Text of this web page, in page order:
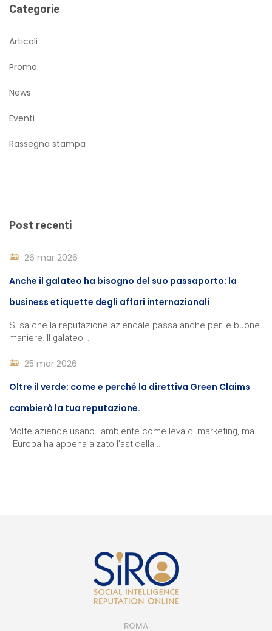
Categorie
Articoli
Promo
News
Eventi
Rassegna stampa
Post recenti
26 mar 2026
Anche il galateo ha bisogno del suo passaporto: la
business etiquette degli affari internazionali
Si sa che la reputazione aziendale passa anche per le buone
maniere. Il galateo, ...
25 mar 2026
Oltre il verde: come e perché la direttiva Green Claims
cambierà la tua reputazione.
Molte aziende usano l’ambiente come leva di marketing, ma
l’Europa ha appena alzato l’asticella ...
ROMA